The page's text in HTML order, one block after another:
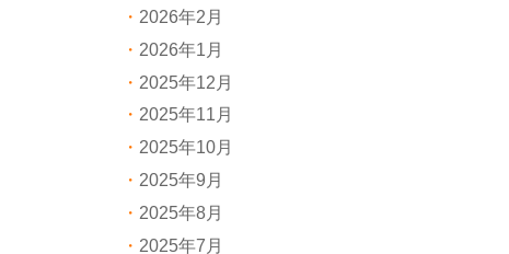
2026年2月
2026年1月
2025年12月
2025年11月
2025年10月
2025年9月
2025年8月
2025年7月